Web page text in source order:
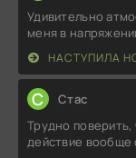
Удивительно
меня в
НАСТУПИЛА
С Стас
Трудно поверить,
действие вообще